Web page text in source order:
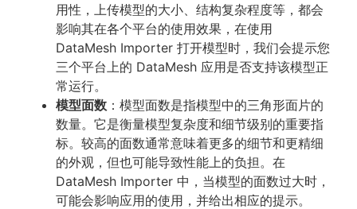
用性，上传模型的大小、结构复杂程度等，都会
影响其在各个平台的使用效果，在使用
DataMesh Importer 打开模型时，我们会提示您
三个平台上的 DataMesh 应用是否支持该模型正
常运行。
模型面数 ：模型面数是指模型中的三角形面片的
数量。它是衡量模型复杂度和细节级别的重要指
标。较高的面数通常意味着更多的细节和更精细
的外观，但也可能导致性能上的负担。在
DataMesh Importer 中，当模型的面数过大时，
可能会影响应用的使用，并给出相应的提示。